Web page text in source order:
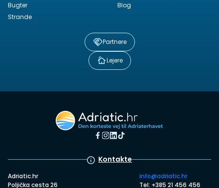
Bugter
Strande
Blog
Partnere
Lejere
Kontakte
Adriatic.hr
Poljička cesta 26
info@adriatic.hr
Tel: +385 21 456 456